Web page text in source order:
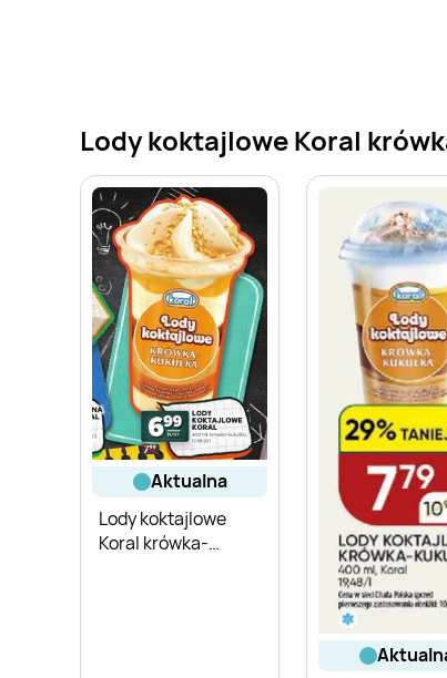
Lody koktajlowe Koral
aktualna
Lody koktajlowe
Koral krówka-